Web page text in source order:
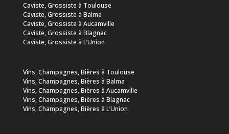
Caviste, Grossiste à Toulouse
Caviste, Grossiste à Balma
Caviste, Grossiste à Aucamville
Caviste, Grossiste à Blagnac
Caviste, Grossiste à L’Union
Vins, Champagnes, Bières à Toulouse
Vins, Champagnes, Bières à Balma
Vins, Champagnes, Bières à Aucamville
Vins, Champagnes, Bières à Blagnac
Vins, Champagnes, Bières à L’Union